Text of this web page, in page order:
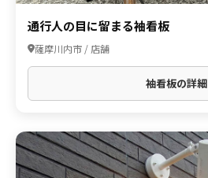
通行人の目に留まる袖看板
薩摩川内市 / 店舗
袖看板の詳細